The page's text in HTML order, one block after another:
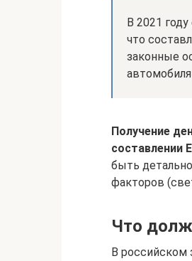
В 2021
что
законные
Получение
составлении
быть
факторов
Что
В российском